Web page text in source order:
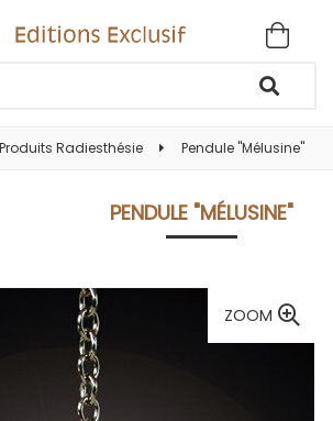
Radiesthésie Pendule "Mélusine"
PENDULE "MÉLUSINE"
ZOOM